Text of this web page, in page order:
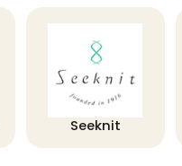
Seeknit